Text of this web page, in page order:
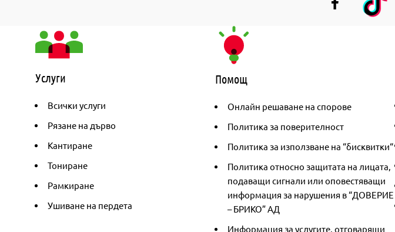
Услуги
Всички услуги
Рязане на дърво
Кантиране
Тониране
Рамкиране
Ушиване на пердета
Помощ
Онлайн решаване на спорове
Политика за поверителност
Политика за използване на “бисквитки“
Политика относно защитата на лицата,
подаващи сигнали или оповестяващи
информация за нарушения в “ДОВЕРИЕ
– БРИКО” АД
Информация за услугите, отговарящи